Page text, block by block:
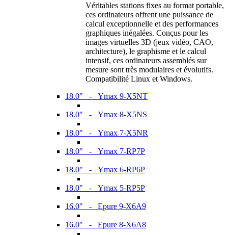
Véritables stations fixes au format portable,
ces ordinateurs offrent une puissance de
calcul exceptionnelle et des performances
graphiques inégalées. Conçus pour les
images virtuelles 3D (jeux vidéo, CAO,
architecture), le graphisme et le calcul
intensif, ces ordinateurs assemblés sur
mesure sont très modulaires et évolutifs.
Compatibilité Linux et Windows.
18.0" - Ymax 9-X5NT
18.0" - Ymax 8-X5NS
18.0" - Ymax 7-X5NR
18.0" - Ymax 7-RP7P
18.0" - Ymax 6-RP6P
18.0" - Ymax 5-RP5P
16.0" - Epure 9-X6A9
16.0" - Epure 8-X6A8